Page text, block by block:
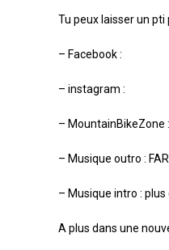
Tu peux laisser un pti
– Facebook :
– instagram :
– MountainBikeZone :
– Musique outro :
– Musique intro : plus
A plus dans une